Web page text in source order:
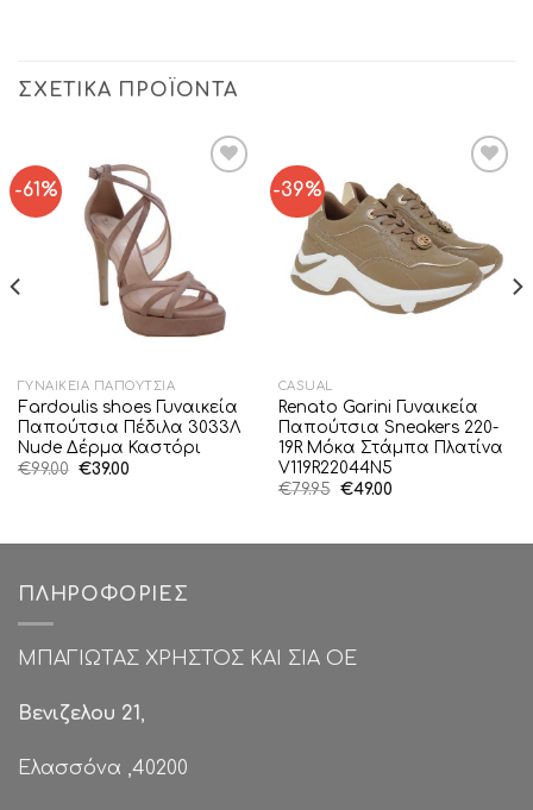
ΣΧΕΤΙΚΆ ΠΡΟΪΌΝΤΑ
-61%
ΓΥΝΑΙΚΕΊΑ ΠΑΠΟΎΤΣΙΑ
Fardoulis shoes Γυναικεία
Παπούτσια Πέδιλα 3033Λ
Νude Δέρμα Καστόρι
€99.00 Original
€39.00Η
-39%
CASUAL
Renato Garini Γυναικεία
Παπούτσια Sneakers 220-
19R Μόκα Στάμπα Πλατίνα
V119R22044N5
€79.95 Original
€49.00Η
ΠΛΗΡΟΦΟΡΊΕΣ
ΜΠΑΓΙΩΤΑΣ ΧΡΗΣΤΟΣ ΚΑΙ ΣΙΑ ΟΕ
Βενιζελου 21,
Ελασσόνα ,40200